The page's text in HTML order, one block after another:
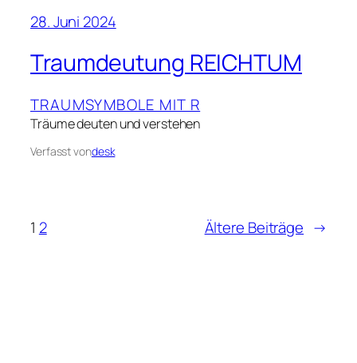
28. Juni 2024
Traumdeutung REICHTUM
TRAUMSYMBOLE MIT R
Träume deuten und verstehen
Verfasst vondesk
1 2 Ältere Beiträge →